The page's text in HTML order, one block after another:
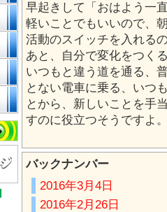
早起きして「おはよう一
軽いことでもいいので、
活動のスイッチを入れる
あと、自分で変化をつく
いつもと違う道を通る、
とない電車に乗る、いつ
とから、新しいことを手
すのに役立つそうですよ
バックナンバー
2016年3月4日
2016年2月26日